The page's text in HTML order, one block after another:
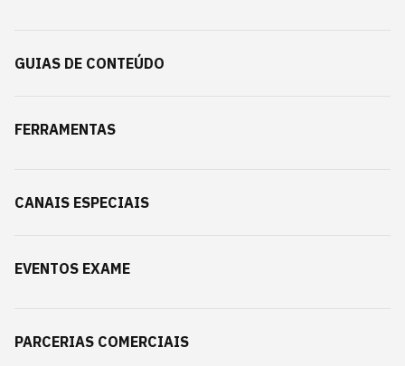
GUIAS DE CONTEÚDO
FERRAMENTAS
CANAIS ESPECIAIS
EVENTOS EXAME
PARCERIAS COMERCIAIS